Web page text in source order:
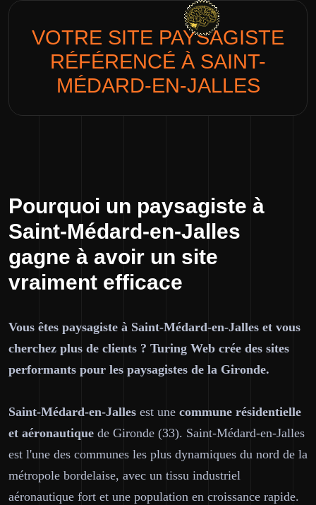
VOTRE SITE PAYSAGISTE
RÉFÉRENCÉ À SAINT-
MÉDARD-EN-JALLES
Pourquoi un paysagiste à
Saint-Médard-en-Jalles
gagne à avoir un site
vraiment efficace
Vous êtes paysagiste à Saint-Médard-en-Jalles et vous
cherchez plus de clients ? Turing Web crée des sites
performants pour les paysagistes de la Gironde.
Saint-Médard-en-Jalles est une commune résidentielle
et aéronautique de Gironde (33). Saint-Médard-en-Jalles
est l'une des communes les plus dynamiques du nord de la
métropole bordelaise, avec un tissu industriel
aéronautique fort et une population en croissance rapide.